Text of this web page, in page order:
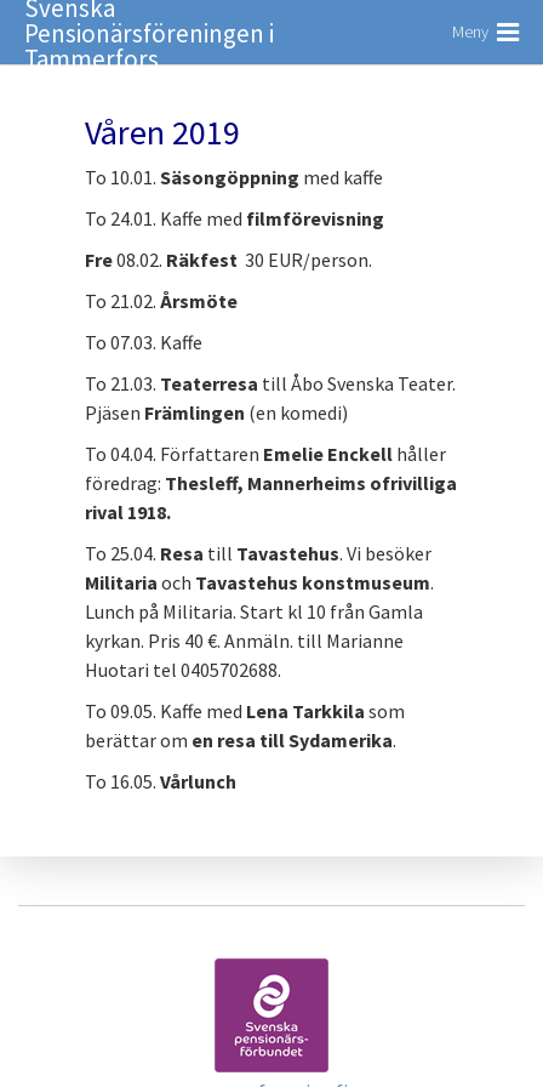
Svenska
Pensionärsföreningen i
Tammerfors
Meny
Våren 2019
To 10.01. Säsongöppning med kaffe
To 24.01. Kaffe med filmförevisning
Fre08.02. Räkfest 30 EUR/person.
To 21.02. Årsmöte
To 07.03. Kaffe
To 21.03. Teaterresa till Åbo Svenska Teater.
Pjäsen Främlingen (en komedi)
To 04.04. Författaren Emelie Enckell håller
föredrag: Thesleff, Mannerheims ofrivilliga
rival 1918.
To 25.04. Resa till Tavastehus. Vi besöker
Militaria och Tavastehus konstmuseum.
Lunch på Militaria. Start kl 10 från Gamla
kyrkan. Pris 40 €. Anmäln. till Marianne
Huotari tel 0405702688.
To 09.05. Kaffe med Lena Tarkkila som
berättar om en resa till Sydamerika.
To 16.05. Vårlunch